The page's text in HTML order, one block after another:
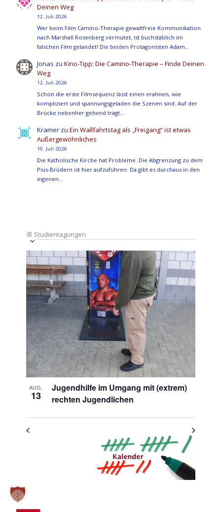
Deinen Weg
12. Juli 2026
Wer beim Film Camino-Therapie gewaltfreie Kommunikation
nach Marshall Rosenberg vermutet, ist buchstäblich im
falschen Film gelandet! Die beiden Protagonisten Adam…
Jonas zuKino-Tipp: Die Camino-Therapie – Finde Deinen
Weg
12. Juli 2026
Schon die erste Filmsequenz lässt einen erahnen, wie
kompliziert und spannungsgeladen die Szenen sind. Auf der
Brücke nebenher gehend trägt…
Kramer zuEin Wallfahrtstag als „Freigang“ ist etwas
Außergewöhnliches
10. Juli 2026
Die Katholische Kirche hat Probleme. Die Abgrenzung zu dem
Pius-Brüdern ist hier aufzuführen. Da gibt es durchaus in den
eigenen…
📆 Studientagungen
Ansichten-
Navigation
Veranstaltung
Ansichten-
Navigation
Datum
auswählen.
List
of
Veranstaltungen
in
Photo
View
AUG.
13
Jugendhilfe im Umgang mit (extrem)
rechten Jugendlichen